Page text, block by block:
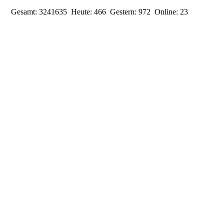
Gesamt: 3241635 Heute: 466 Gestern: 972 Online: 23